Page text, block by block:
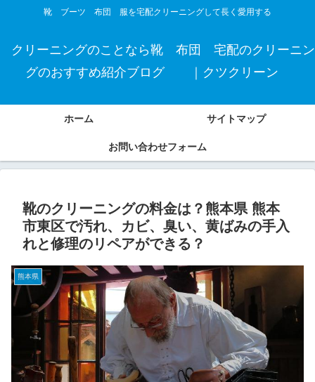
靴 ブーツ 布団 服を宅配クリーニングして長く愛用する
クリーニングのことなら靴 布団 宅配のクリーニン
グのおすすめ紹介ブログ ｜クツクリーン
ホーム サイトマップ
お問い合わせフォーム
靴のクリーニングの料金は？熊本県 熊本
市東区で汚れ、カビ、臭い、黄ばみの手入
れと修理のリペアができる？
熊本県